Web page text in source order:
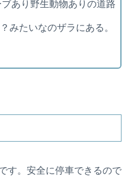
あり野生動物ありの道路
みたいなのザラにある。
す。安全に停車できるので